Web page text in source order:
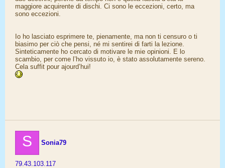
maggiore acquirente di dischi. Ci sono le eccezioni, certo, ma
sono eccezioni.
Io ho lasciato esprimere te, pienamente, ma non ti censuro o ti
biasimo per ciò che pensi, né mi sentirei di farti la lezione.
Sinteticamente ho cercato di motivare le mie opinioni. E lo
scambio, per come l’ho vissuto io, è stato assolutamente sereno.
Cela suffit pour ajourd’hui!
S Sonia79
79.43.103.117